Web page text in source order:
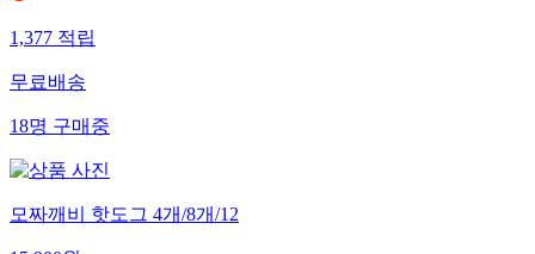
1,377적립
무료배송
18명구매중
모짜깨비 핫도그 4개/8개/12